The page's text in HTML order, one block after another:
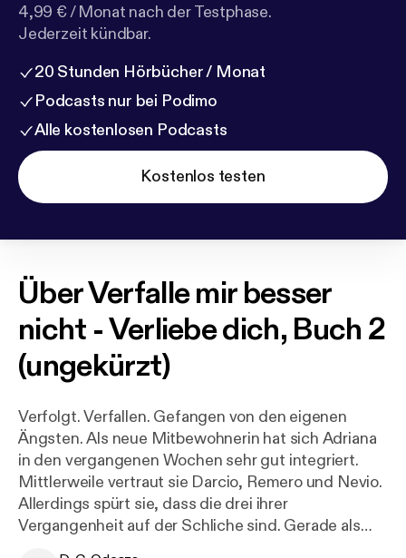
4,99 € / Monat nach der Testphase.
Jederzeit kündbar.
20 Stunden Hörbücher / Monat
Podcasts nur bei Podimo
Alle kostenlosen Podcasts
Kostenlos testen
ÜberVerfalle mir besser
nicht - Verliebe dich, Buch 2
(ungekürzt)
Verfolgt. Verfallen. Gefangen von den eigenen
Ängsten. Als neue Mitbewohnerin hat sich Adriana
in den vergangenen Wochen sehr gut integriert.
Mittlerweile vertraut sie Darcio, Remero und Nevio.
Allerdings spürt sie, dass die drei ihrer
Vergangenheit auf der Schliche sind. Gerade als